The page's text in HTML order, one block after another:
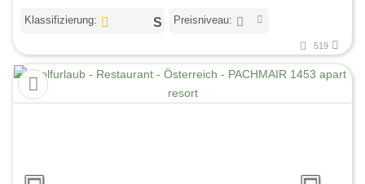
Klassifizierung: Preisniveau:
519